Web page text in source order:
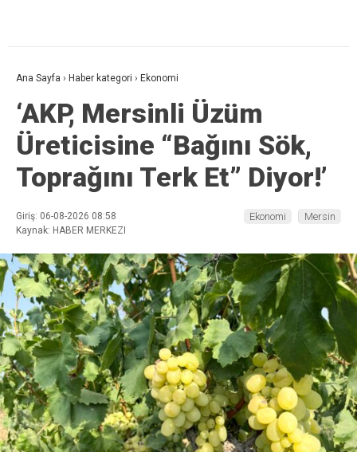
Ana Sayfa › Haber kategori › Ekonomi
‘AKP, Mersinli Üzüm
Üreticisine “Bağını Sök,
Toprağını Terk Et” Diyor!’
Giriş: 06-08-2026 08:58
Kaynak: HABER MERKEZI
Ekonomi Mersin